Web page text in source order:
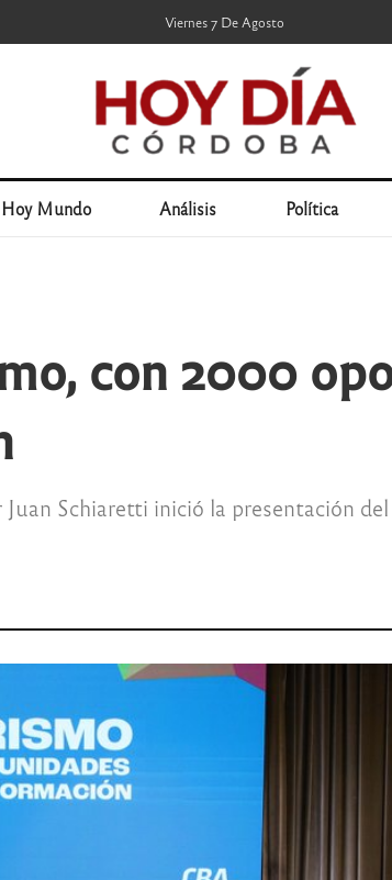
Viernes 7 De Agosto
Hoy Mundo Análisis Política
con 2000
Schiaretti inició la presentación